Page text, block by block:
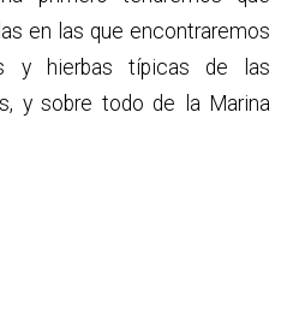
en las que encontraremos
y hierbas típicas de las
y sobre todo de la Marina